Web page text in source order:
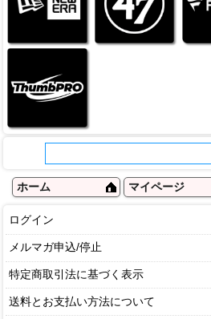
ホーム マイページ
ログイン
メルマガ申込/停止
特定商取引法に基づく表示
送料とお支払い方法について